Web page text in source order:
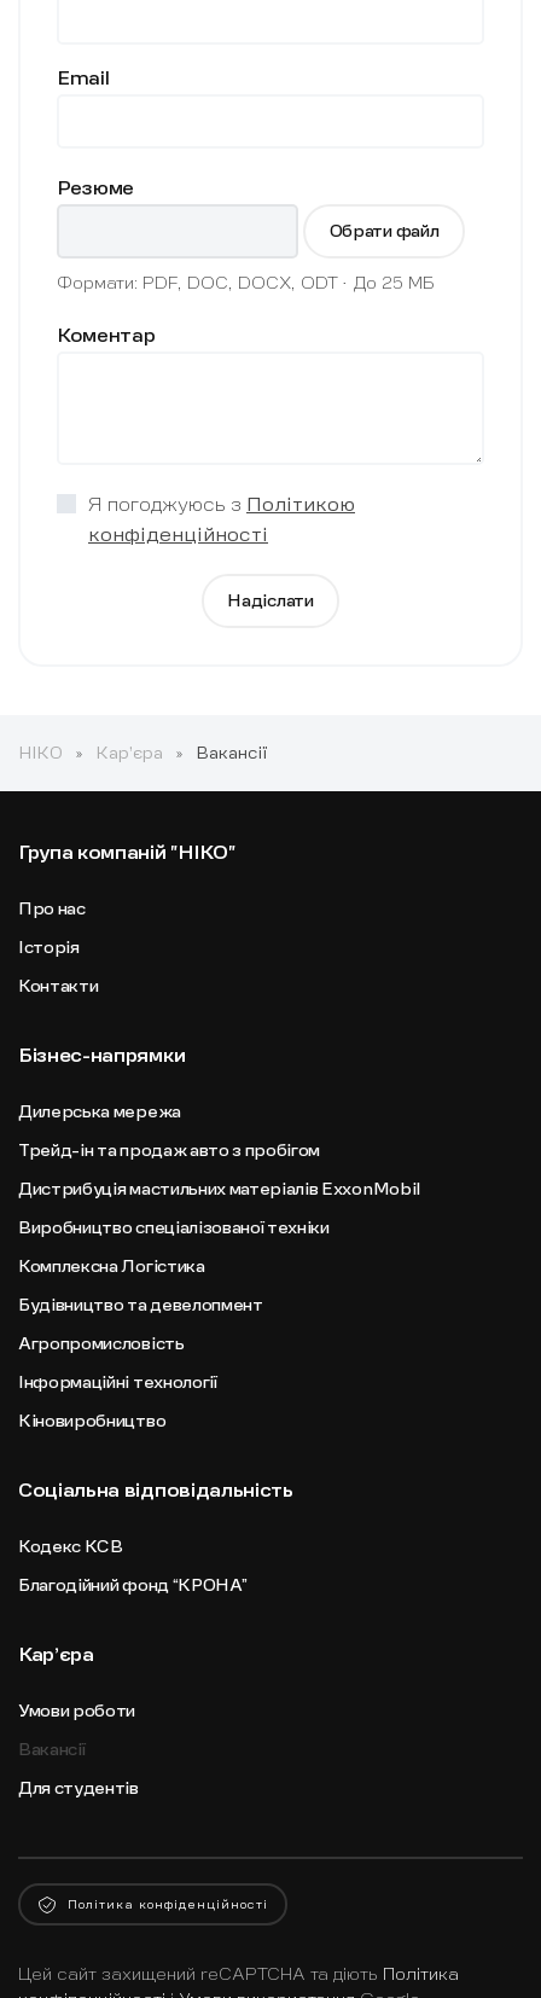
Email
Резюме
Обрати файл
Формати: PDF, DOC, DOCX, ODT · До 25 МБ
Коментар
Я погоджуюсь з Політикою
конфіденційності
Надіслати
НІКО Карʼєра Вакансії
Група компаній "НІКО"
Про нас
Історія
Контакти
Бізнес-напрямки
Дилерська мережа
Трейд-ін та продаж авто з пробігом
Дистрибуція мастильних матеріалів ExxonMobil
Виробництво спеціалізованої техніки
Комплексна Логістика
Будівництво та девелопмент
Агропромисловість
Інформаційні технології
Кіновиробництво
Соціальна відповідальність
Кодекс КСВ
Благодійний фонд “КРОНА”
Карʼєра
Умови роботи
Вакансії
Для студентів
Політика конфіденційності
Цей сайт захищений reCAPTCHA та діють Політика